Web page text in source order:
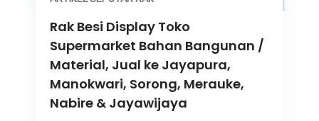
Rak Besi Display Toko
Supermarket Bahan Bangunan /
Material, Jual ke Jayapura,
Manokwari, Sorong, Merauke,
Nabire & Jayawijaya